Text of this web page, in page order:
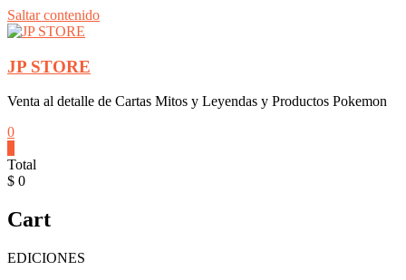
Saltar contenido
JP STORE
Venta al detalle de Cartas Mitos y Leyendas y Productos Pokemon
0
Total
$ 0
Cart
EDICIONES